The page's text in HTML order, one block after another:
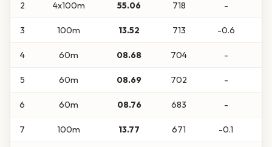
2 4x100m 55.06 718 -
3 100m 13.52 713 -0.6
4 60m 08.68 704 -
5 60m 08.69 702 -
6 60m 08.76 683 -
7 100m 13.77 671 -0.1